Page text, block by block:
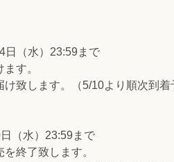
日（水）23:59まで
す。
致します。（5/10より順次到着
（水）23:59まで
終了致します。